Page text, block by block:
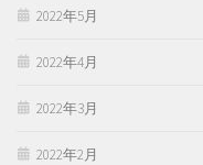
2022年5月
2022年4月
2022年3月
2022年2月